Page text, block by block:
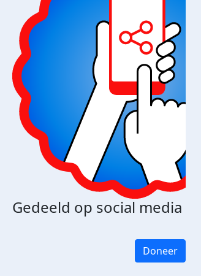
Gedeeld op social media
Doneer